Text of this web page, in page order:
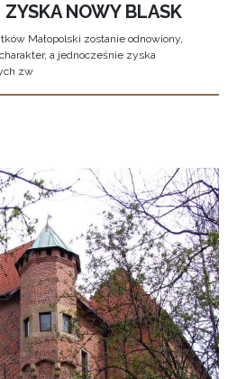
NOWY BLASK
Małopolski zostanie odnowiony,
a jednocześnie zyska
zw